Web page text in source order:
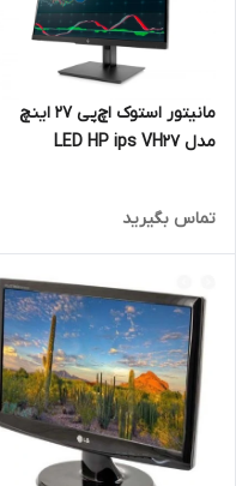
مانیتور استوک اچ‌پی 27 اینچ
مدل LED HP ips VH27
تماس بگیرید